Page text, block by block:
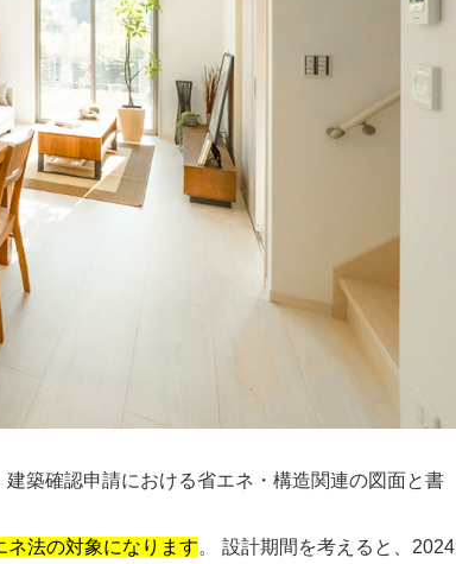
建築確認申請における省エネ・構造関連の図面と書
ネ法の対象になります。 設計期間を考えると、2024